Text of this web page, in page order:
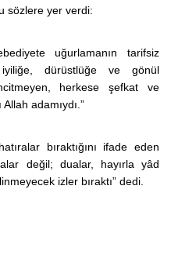
sözlere yer verdi:
uğurlamanın tarifsiz
dürüstlüğe ve gönül
herkese şefkat ve
adamıydı.”
bıraktığını ifade eden
değil; dualar, hayırla yâd
izler bıraktı” dedi.